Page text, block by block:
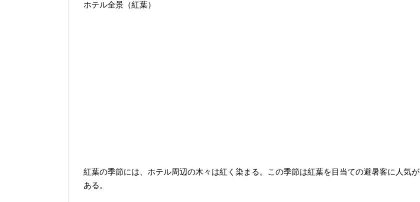
ホテル全景（紅葉）
紅葉の季節には、ホテル周辺の木々は紅く染まる。この季節は紅葉を目当ての避暑客に人気が
ある。